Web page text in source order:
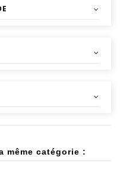
même catégorie :